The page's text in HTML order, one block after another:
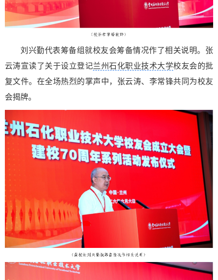
刘兴勤代表筹备组就校友会筹备情况作了相关说明。张
云涛宣读了关于设立登记兰州石化职业技术大学校友会的批
复文件。在全场热烈的掌声中，张云涛、李常锋共同为校友
会揭牌。